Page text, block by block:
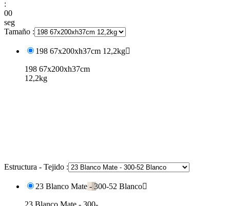
:
00
seg
Tamaño :
198 67x200xh37cm 12,2kg
198 67x200xh37cm
12,2kg
Estructura - Tejido :
23 Blanco Mate - 300-52 Blanco
23 Blanco Mate - 300-